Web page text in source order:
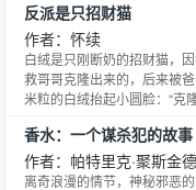
反派是只招财猫
作者：怀续
白绒是只刚断奶的招财猫，
救哥哥克隆出来的，后来被
米粒的白绒抬起小圆脸：“克
文，逻辑废，文笔白，求关
节，反派是只招财猫全文免
香水：一个谋杀犯的故事
作者：帕特里克·聚斯金德
离奇浪漫的情节，神秘邪恶